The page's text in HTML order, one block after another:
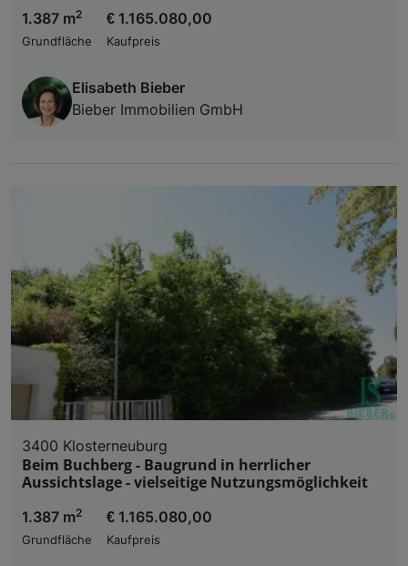
1.387 m2
Grundfläche
€ 1.165.080,00
Kaufpreis
Elisabeth Bieber
Bieber Immobilien GmbH
3400 Klosterneuburg
Beim Buchberg - Baugrund in herrlicher
Aussichtslage - vielseitige Nutzungsmöglichkeit
1.387 m2
Grundfläche
€ 1.165.080,00
Kaufpreis